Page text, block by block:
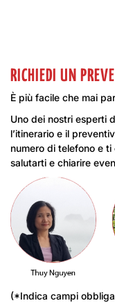
RICHIEDI UN
È più facile che mai
Uno dei nostri esperti
l’itinerario e il
numero di telefono e
salutarti e chiarire
(*Indica campi